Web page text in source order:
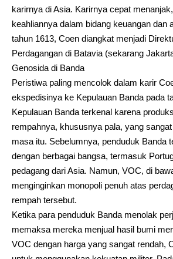
karirnya di Asia. Karirnya cepat
keahliannya dalam bidang keuangan dan
tahun 1613, Coen diangkat menjadi
Perdagangan di Batavia (sekarang
Genosida di Banda
Peristiwa paling mencolok dalam karir
ekspedisinya ke Kepulauan Banda pada
Kepulauan Banda terkenal karena
rempahnya, khususnya pala, yang
masa itu. Sebelumnya, penduduk Banda
dengan berbagai bangsa, termasuk
pedagang dari Asia. Namun, VOC, di
menginginkan monopoli penuh atas
rempah tersebut.
Ketika para penduduk Banda menolak
memaksa mereka menjual hasil bumi
VOC dengan harga yang sangat rendah,